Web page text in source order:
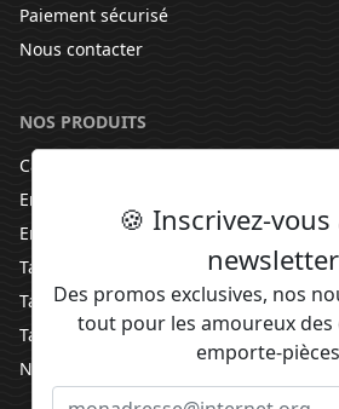
Paiement sécurisé
Nous contacter
NOS PRODUITS
Cake Toppers
Emporte-pièces
Emporte-Pièce Mariage
Tampons Pâte à Sucre
Tampon à biscuit
Tampon personnalisé
Nouveaux produits
🍪 Inscrivez-
newsletter
Des promos exclusives, nos
tout pour les amoureux des
emporte-